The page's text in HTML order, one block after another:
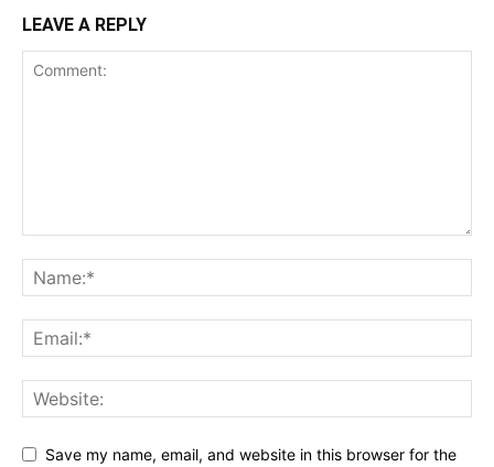
LEAVE A REPLY
Save my name, email, and website in this browser for the